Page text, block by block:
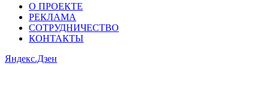
О ПРОЕКТЕ
РЕКЛАМА
СОТРУДНИЧЕСТВО
КОНТАКТЫ
Яндекс.Дзен